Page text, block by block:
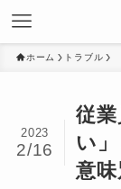
ホーム トラブル
従
い
意
2023
2/16